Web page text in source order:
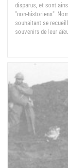
disparus, et sont
"non-historiens".
souhaitant se
souvenirs de leur